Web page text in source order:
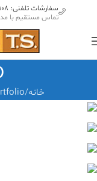
سفارشات تلفنی: 02187108 داخلی 407 - 09370405314 - 09128212003
تماس مستقیم با مدیریت:
خانه